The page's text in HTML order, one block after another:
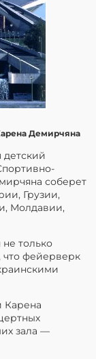
Демирчяна
детский
соберет
Грузии,
Молдавии,
не только
что фейерверк
Карена
зала —